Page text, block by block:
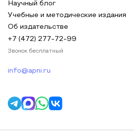
Научный блог
Учебные и методические издания
Об издательстве
+7 (472) 277-72-99
Звонок бесплатный
info@apni.ru